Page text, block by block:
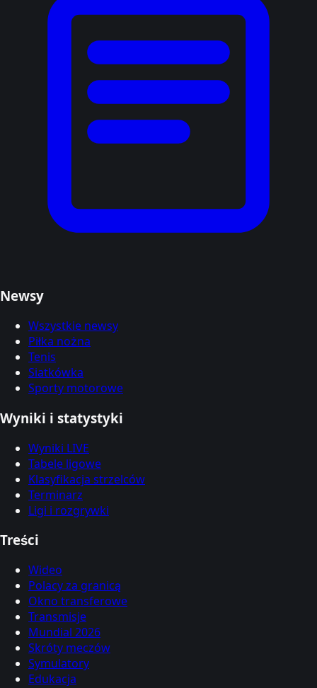
Newsy
Wszystkie newsy
Piłka nożna
Tenis
Siatkówka
Sporty motorowe
Wyniki i statystyki
Wyniki LIVE
Tabele ligowe
Klasyfikacja strzelców
Terminarz
Ligi i rozgrywki
Treści
Wideo
Polacy za granicą
Okno transferowe
Transmisje
Mundial 2026
Skróty meczów
Symulatory
Edukacja